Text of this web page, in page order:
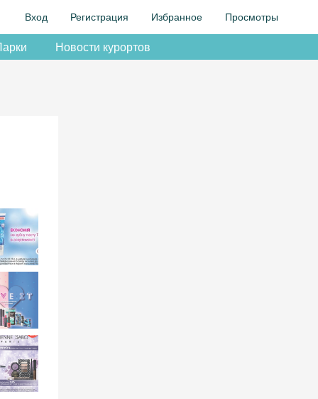
Вход Регистрация Избранное Просмотры
Новости курортов